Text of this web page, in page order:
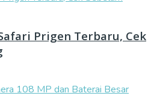
Prigen Terbaru, Cek